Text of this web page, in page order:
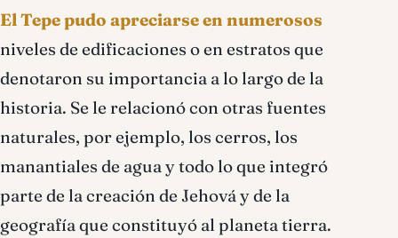
El Tepe pudo apreciarse en numerosos
niveles de edificaciones o en estratos que
denotaron su importancia a lo largo de la
historia. Se le relacionó con otras fuentes
naturales, por ejemplo, los cerros, los
manantiales de agua y todo lo que integró
parte de la creación de Jehová y de la
geografía que constituyó al planeta tierra.